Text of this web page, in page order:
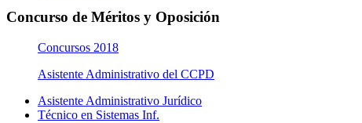
Concurso de Méritos y Oposición
Concursos 2018
Asistente Administrativo del CCPD
Asistente Administrativo Jurídico
Técnico en Sistemas Inf.